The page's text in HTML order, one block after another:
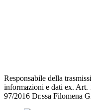
Responsabile della
informazioni e dati ex. Art.
97/2016 Dr.ssa Filomena